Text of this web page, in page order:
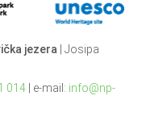
jezera| Josipa
014| e-mail: info@np-